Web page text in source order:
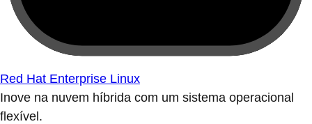
Red Hat Enterprise Linux
Inove na nuvem híbrida com um sistema operacional
flexível.